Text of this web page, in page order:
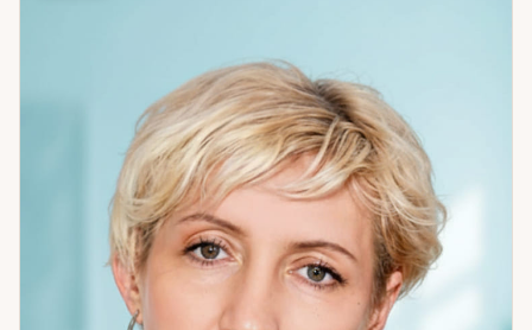
познакомилась с мужчиной — случайно, на остановке.
Мы работали вместе, и сейчас они счастливы:
усыновили ребёнка, переехали в Москву, открыли своё
дело. Иногда поворот судьбы — это просто нужный
момент, который важно не пропустить. Если вы
чувствуете, что застряли и не знаете, в какую сторону
двигаться — приходите. Разберёмся вместе.